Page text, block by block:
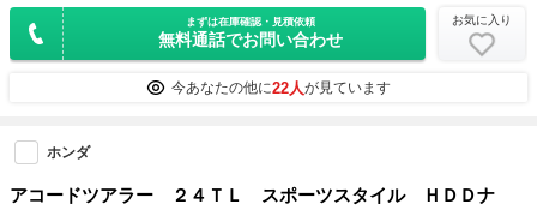
まずは在庫確認・見積依頼
無料通話でお問い合わせ
お気に入り
今あなたの他に22人が見ています
ホンダ
アコードツアラー ２４ＴＬ スポーツスタイル ＨＤＤナ